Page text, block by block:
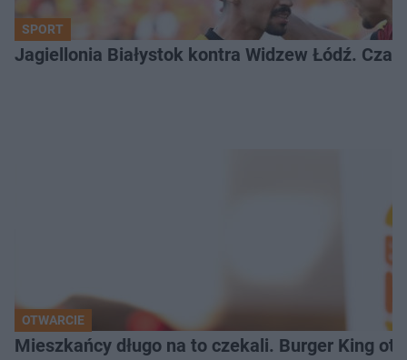
SPORT
Jagiellonia Białystok kontra Widzew Łódź.
OTWARCIE
Mieszkańcy długo na to czekali. Burger King